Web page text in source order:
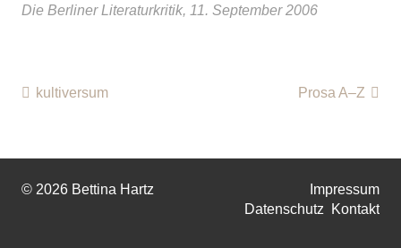
Die Berliner Literaturkritik, 11. September 2006
Prosa A–Z
kultiversum
© 2026 Bettina Hartz
Impressum
Datenschutz
Kontakt